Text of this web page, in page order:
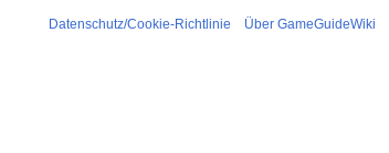
Datenschutz/Cookie-Richtlinie Über GameGuideWiki